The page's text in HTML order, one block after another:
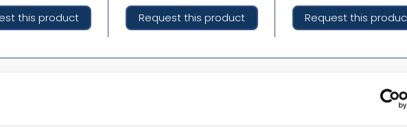
this product Request this product Request this